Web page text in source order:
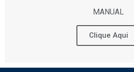
MANUAL
Clique Aqui